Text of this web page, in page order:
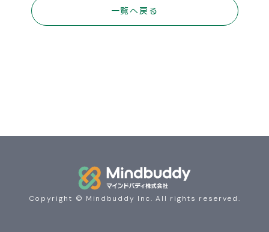
一覧へ戻る
Copyright © Mindbuddy Inc. All rights reserved.